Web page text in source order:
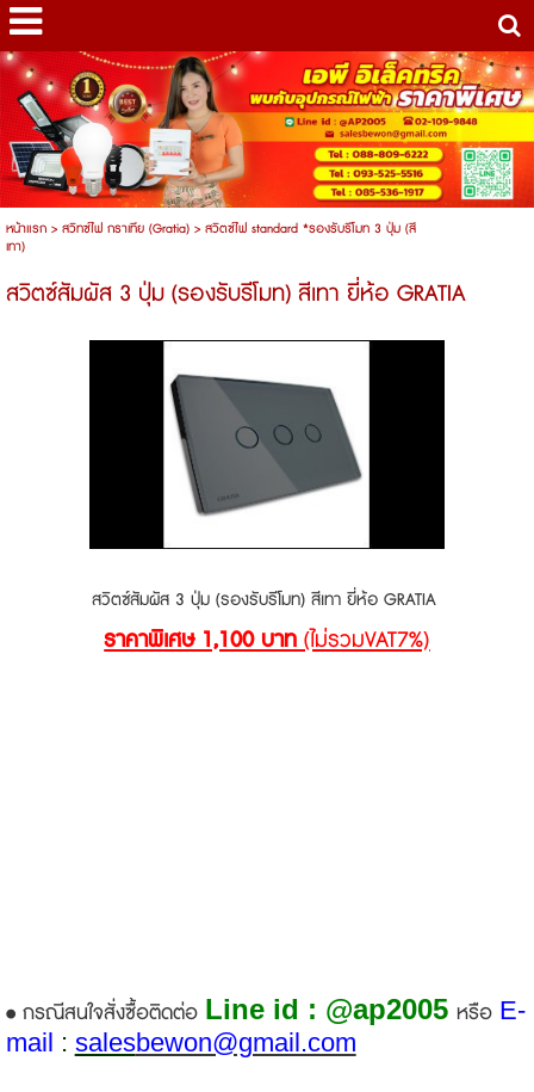
หน้าแรก> สวิทซ์ไฟ กราเทีย (Gratia)> สวิตซ์ไฟ standard *รองรับรีโมท 3 ปุ่ม (สี
เทา)
สวิตซ์สัมผัส 3 ปุ่ม (รองรับรีโมท) สีเทา ยี่ห้อ GRATIA
สวิตซ์สัมผัส 3 ปุ่ม (รองรับรีโมท) สีเทา ยี่ห้อ GRATIA
ราคาพิเศษ 1,100 บาท(ไม่รวมVAT7%)
• กรณีสนใจสั่งซื้อติดต่อ Line id : @ap2005 หรือ E-
mail : salesbewon@gmail.com